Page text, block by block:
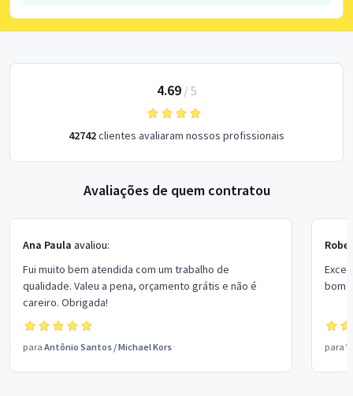
4.69/ 5
42742clientes avaliaram nossos profissionais
Avaliações de quem contratou
Ana Paula avaliou:
Fui muito bem atendida com um trabalho de
qualidade. Valeu a pena, orçamento grátis e não é
careiro. Obrigada!
para Antônio Santos /Michael Kors
bom
para